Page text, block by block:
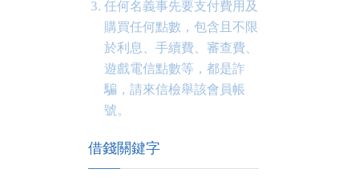
任何名義事先要支付費用及
購買任何點數，包含且不限
於利息、手續費、審查費、
遊戲電信點數等，都是詐
騙，請來信檢舉該會員帳
號。
借錢關鍵字